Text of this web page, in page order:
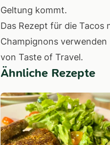
Geltung kommt.
Das Rezept für die
Champignons verwenden
von Taste of Travel.
Ähnliche Rezepte